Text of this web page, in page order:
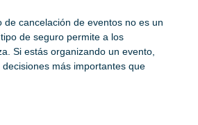
cancelación de eventos no es un
de seguro permite a los
Si estás organizando un evento,
más importantes que